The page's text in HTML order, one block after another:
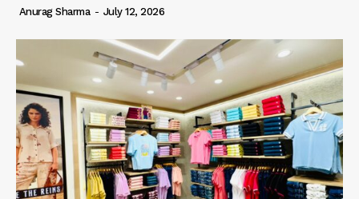
Anurag Sharma - July 12, 2026